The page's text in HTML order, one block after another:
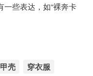
一些表达，如“裸奔卡
甲壳 穿衣服